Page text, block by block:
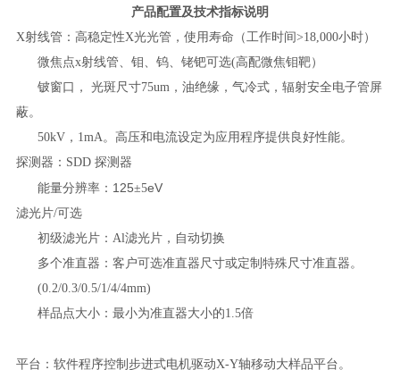
产品配置及技术指标说明
X射线管：高稳定性X光光管，使用寿命（工作时间>18,000小时）
微焦点x射线管、钼、钨、铑钯可选(高配微焦钼靶）
铍窗口，
光斑尺寸75um，油绝缘，气冷式，辐射安全电子管屏
蔽。
50kV，1mA。高压和电流设定为应用程序提供良好性能。
探测器： SDD 探测器
能量分辨率： 125±5eV
滤光片/可选
初级滤光片： Al滤光片，自动切换
多个准直器：客户可选准直器尺寸或定制特殊尺寸准直器。
(0.2/0.3/0.5/1/4/4mm)
样品点大小：最小为准直器大小的1.5倍
平台：软件程序控制步进式电机驱动X-Y轴移动大样品平台。